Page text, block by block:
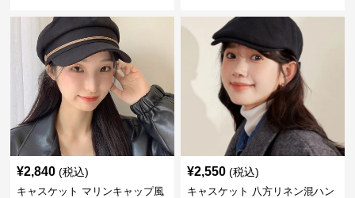
¥2,840 (税込)
キャスケット マリンキャップ風
¥2,550 (税込)
キャスケット 八方リネン混ハン